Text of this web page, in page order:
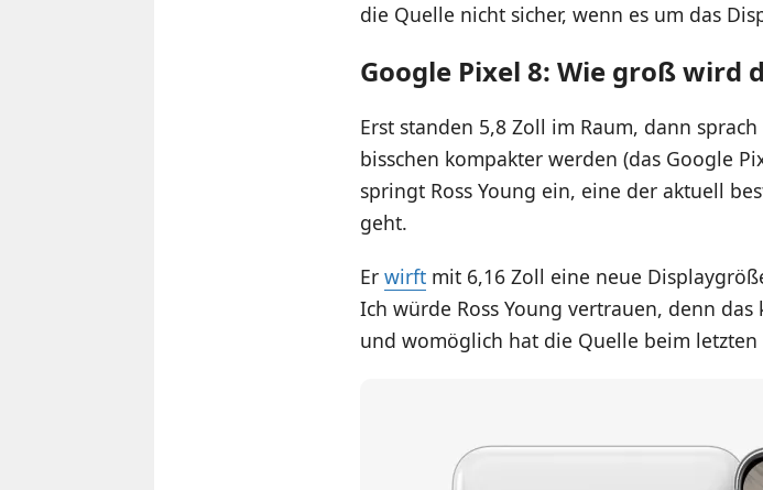
die Quelle nicht sicher, wenn es um das
Google Pixel 8: Wie groß wird
Erst standen 5,8 Zoll im Raum, dann
bisschen kompakter werden (das Google
springt Ross Young ein, eine der aktuell
geht.
Er wirftmit 6,16 Zoll eine neue
Ich würde Ross Young vertrauen, denn
und womöglich hat die Quelle beim